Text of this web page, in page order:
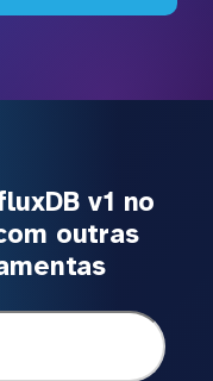
v1 no
outras